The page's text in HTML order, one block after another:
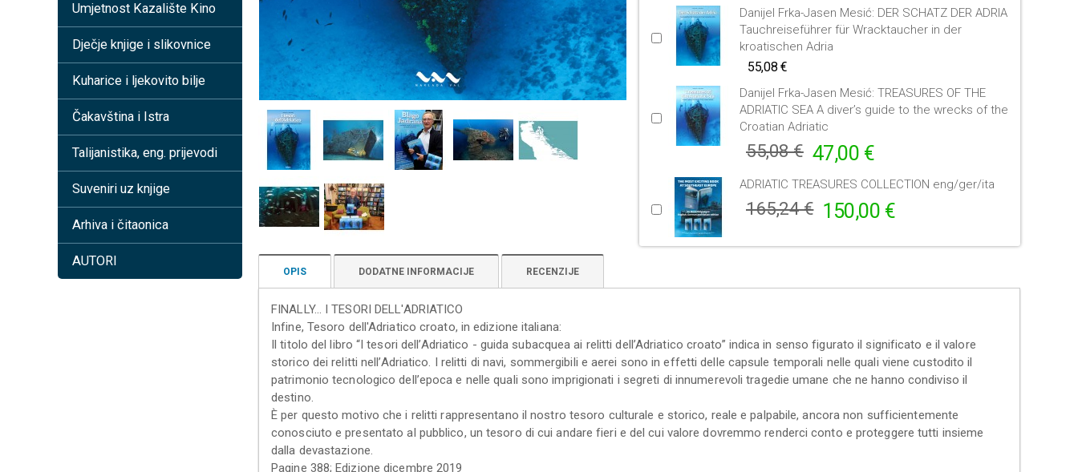
Danijel Frka-Jasen Mesić: DER SCHATZ DER ADRIA
Tauchreiseführer für Wracktaucher in der
kroatischen Adria
55,08 €
Danijel Frka-Jasen Mesić: TREASURES OF THE
ADRIATIC SEA A diver’s guide to the wrecks of the
Croatian Adriatic
55,08 € 47,00 €
ADRIATIC TREASURES COLLECTION eng/ger/ita
165,24 € 150,00 €
OPIS DODATNE INFORMACIJE RECENZIJE
FINALLY... I TESORI DELL'ADRIATICO
Infine, Tesoro dell'Adriatico croato, in edizione italiana:
Il titolo del libro “I tesori dell’Adriatico - guida subacquea ai relitti dell’Adriatico croato” indica in senso figurato il significato e il valore
storico dei relitti nell’Adriatico. I relitti di navi, sommergibili e aerei sono in effetti delle capsule temporali nelle quali viene custodito il
patrimonio tecnologico dell’epoca e nelle quali sono imprigionati i segreti di innumerevoli tragedie umane che ne hanno condiviso il
destino.
È per questo motivo che i relitti rappresentano il nostro tesoro culturale e storico, reale e palpabile, ancora non sufficientemente
conosciuto e presentato al pubblico, un tesoro di cui andare fieri e del cui valore dovremmo renderci conto e proteggere tutti insieme
dalla devastazione.
Pagine 388; Edizione dicembre 2019
Umjetnost Kazalište Kino
Dječje knjige i slikovnice
Kuharice i ljekovito bilje
Čakavština i Istra
Talijanistika, eng. prijevodi
Suveniri uz knjige
Arhiva i čitaonica
AUTORI